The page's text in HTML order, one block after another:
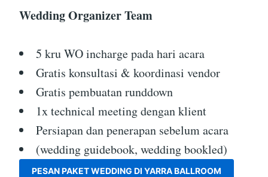
Wedding Organizer Team
5 kru WO incharge pada hari acara
Gratis konsultasi & koordinasi vendor
Gratis pembuatan runddown
1x technical meeting dengan klient
Persiapan dan penerapan sebelum acara
(wedding guidebook, wedding bookled)
PESAN PAKET WEDDING DI YARRA BALLROOM